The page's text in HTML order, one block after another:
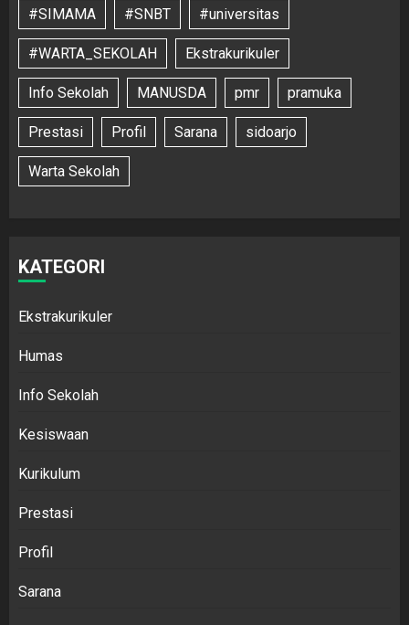
#SIMAMA #SNBT #universitas
#WARTA_SEKOLAH Ekstrakurikuler
Info Sekolah MANUSDA pmr pramuka
Prestasi Profil Sarana sidoarjo
Warta Sekolah
KATEGORI
Ekstrakurikuler
Humas
Info Sekolah
Kesiswaan
Kurikulum
Prestasi
Profil
Sarana